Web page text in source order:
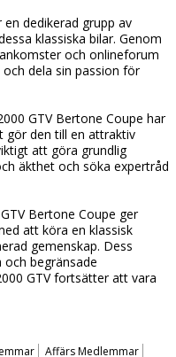
en dedikerad grupp av
klassiska bilar. Genom
och onlineforum
dela sin passion för
GTV Bertone Coupe har
gör den till en attraktiv
att göra grundlig
äkthet och söka expertråd
Bertone Coupe ger
att köra en klassisk
gemenskap. Dess
och begränsade
GTV fortsätter att vara
Affärs Medlemmar